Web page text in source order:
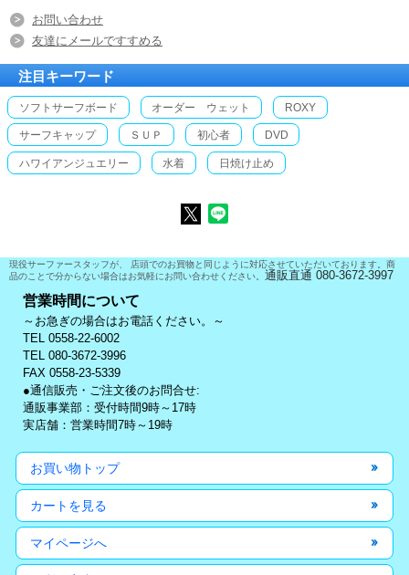
お問い合わせ
友達にメールですすめる
注目キーワード
ソフトサーフボード オーダー ウェット ROXY
サーフキャップ ＳＵＰ 初心者 DVD
ハワイアンジュエリー 水着 日焼け止め
現役サーファースタッフが、 店頭でのお買物と同じように対応させていただいております。商
品のことで分からない場合はお気軽にお問い合わせください。 通販直通 080-3672-3997
営業時間について
～お急ぎの場合はお電話ください。～
TEL 0558-22-6002
TEL 080-3672-3996
FAX 0558-23-5339
●通信販売・ご注文後のお問合せ:
通販事業部：受付時間9時～17時
実店舗：営業時間7時～19時
お買い物トップ
カートを見る
マイページへ